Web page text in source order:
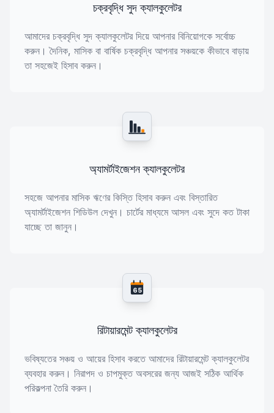
চক্রবৃদ্ধি সুদ ক্যালকুলেটর
আমাদের চক্রবৃদ্ধি সুদ ক্যালকুলেটর দিয়ে আপনার বিনিয়োগকে সর্বোচ্চ
করুন। দৈনিক, মাসিক বা বার্ষিক চক্রবৃদ্ধি আপনার সঞ্চয়কে কীভাবে বাড়ায়
তা সহজেই হিসাব করুন।
অ্যামর্টাইজেশন ক্যালকুলেটর
সহজে আপনার মাসিক ঋণের কিস্তি হিসাব করুন এবং বিস্তারিত
অ্যামর্টাইজেশন শিডিউল দেখুন। চার্টের মাধ্যমে আসল এবং সুদে কত টাকা
যাচ্ছে তা জানুন।
65
রিটায়ারমেন্ট ক্যালকুলেটর
ভবিষ্যতের সঞ্চয় ও আয়ের হিসাব করতে আমাদের রিটায়ারমেন্ট ক্যালকুলেটর
ব্যবহার করুন। নিরাপদ ও চাপমুক্ত অবসরের জন্য আজই সঠিক আর্থিক
পরিকল্পনা তৈরি করুন।